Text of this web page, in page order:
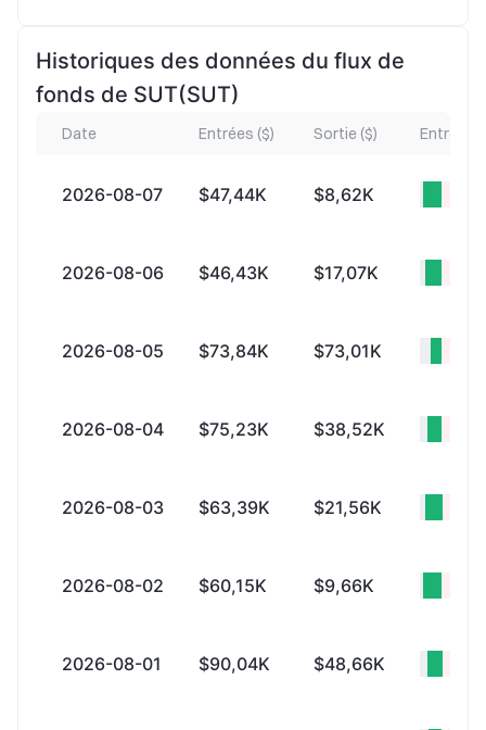
Historiques des données du flux de
fonds de SUT(SUT)
Date Entrées ($) Sortie ($) Entrées
2026-08-07 $47,44K $8,62K
2026-08-06 $46,43K $17,07K
2026-08-05 $73,84K $73,01K
2026-08-04 $75,23K $38,52K
2026-08-03 $63,39K $21,56K
2026-08-02 $60,15K $9,66K
2026-08-01 $90,04K $48,66K